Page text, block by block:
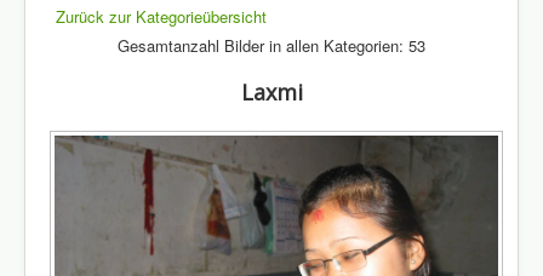
Zurück zur Kategorieübersicht
Gesamtanzahl Bilder in allen Kategorien: 53
Laxmi